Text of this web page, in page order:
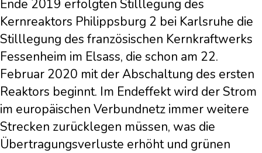
Ende 2019 erfolgten Stilllegung des
Kernreaktors Philippsburg 2 bei Karlsruhe die
Stilllegung des französischen Kernkraftwerks
Fessenheim im Elsass, die schon am 22.
Februar 2020 mit der Abschaltung des ersten
Reaktors beginnt. Im Endeffekt wird der Strom
im europäischen Verbundnetz immer weitere
Strecken zurücklegen müssen, was die
Übertragungsverluste erhöht und grünen